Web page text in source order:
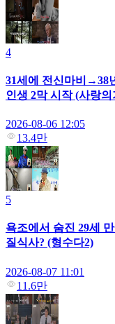
4
31세에 전신마비→38
인생 2막 시작 (사랑의
2026-08-06 12:05
13.4만
5
욕조에서 숨진 29세
질식사? (형수다2)
2026-08-07 11:01
11.6만